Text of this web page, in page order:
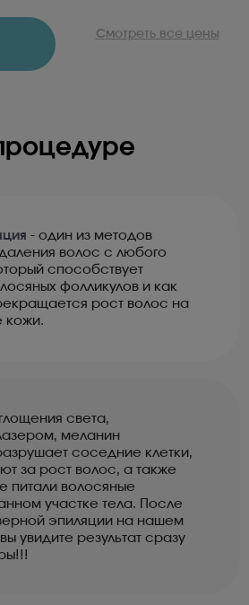
Смотреть все цены
- один из методов
волос с любого
способствует
фолликулов и как
рост волос на
кожи.
света,
меланин
соседние клетки,
за рост волос, а также
питали волосяные
участке тела. После
эпиляции на нашем
увидите результат сразу